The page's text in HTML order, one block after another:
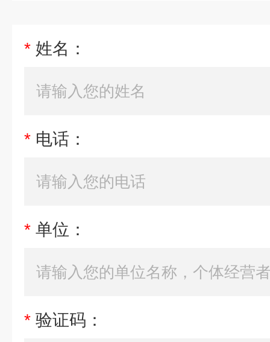
* 姓名：
* 电话：
* 单位：
* 验证码：